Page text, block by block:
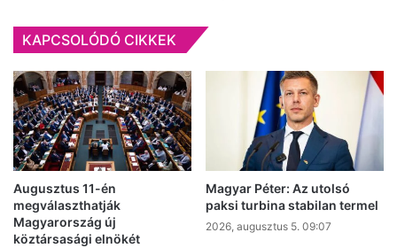
KAPCSOLÓDÓ CIKKEK
Augusztus 11-én
megválaszthatják
Magyarország új
köztársasági elnökét
Magyar Péter: Az utolsó
paksi turbina stabilan termel
2026, augusztus 5. 09:07